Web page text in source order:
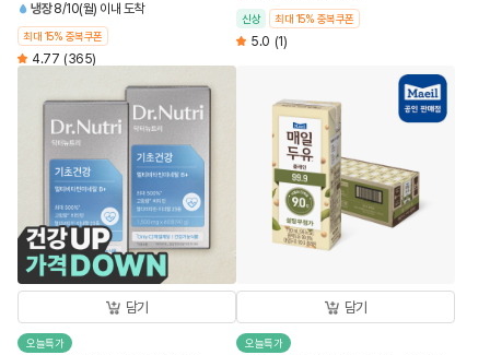
냉장 8/10(월) 이내 도착
최대 15% 중복쿠폰
4.77 (365)
신상 최대 15% 중복쿠폰
5.0 (1)
담기
오늘특가
담기
오늘특가